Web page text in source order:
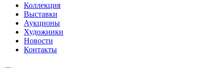
Коллекция
Выставки
Аукционы
Художники
Новости
Контакты